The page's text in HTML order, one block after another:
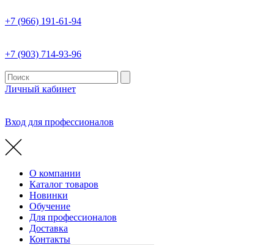
+7 (966) 191-61-94
+7 (903) 714-93-96
Личный кабинет
Вход для профессионалов
О компании
Каталог товаров
Новинки
Обучение
Для профессионалов
Доставка
Контакты